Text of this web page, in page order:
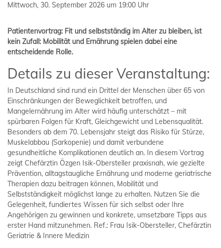
Mittwoch, 30. September 2026 um 19:00 Uhr
Patientenvortrag: Fit und selbstständig im Alter zu bleiben, ist
kein Zufall: Mobilität und Ernährung spielen dabei eine
entscheidende Rolle.
Details zu dieser Veranstaltung:
In Deutschland sind rund ein Drittel der Menschen über 65 von
Einschränkungen der Beweglichkeit betroffen, und
Mangelernährung im Alter wird häufig unterschätzt – mit
spürbaren Folgen für Kraft, Gleichgewicht und Lebensqualität.
Besonders ab dem 70. Lebensjahr steigt das Risiko für Stürze,
Muskelabbau (Sarkopenie) und damit verbundene
gesundheitliche Komplikationen deutlich an. In diesem Vortrag
zeigt Chefärztin Özgen Isik-Obersteller praxisnah, wie gezielte
Prävention, alltagstaugliche Ernährung und moderne geriatrische
Therapien dazu beitragen können, Mobilität und
Selbstständigkeit möglichst lange zu erhalten. Nutzen Sie die
Gelegenheit, fundiertes Wissen für sich selbst oder Ihre
Angehörigen zu gewinnen und konkrete, umsetzbare Tipps aus
erster Hand mitzunehmen. Ref.: Frau Isik-Obersteller, Chefärztin
Geriatrie & Innere Medizin